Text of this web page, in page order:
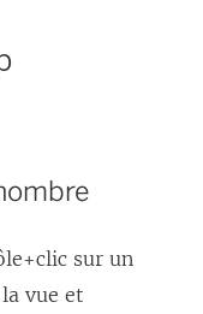
sur un
vue et